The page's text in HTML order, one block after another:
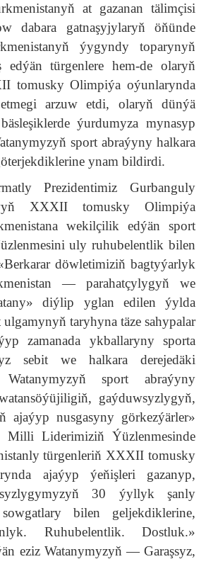
at gazanan tälimçisi
dabara gatnaşyjylaryň öňünde
ýygyndy toparynyň
edýän türgenlere hem-de olaryň
tomusky Olimpiýa oýunlarynda
arzuw etdi, olaryň dünýä
ýurdumyza mynasyp
sport abraýyny halkara
ynam bildirdi.
Prezidentimiz Gurbanguly
XXXII tomusky Olimpiýa
wekilçilik edýän sport
uly ruhubelentlik bilen
döwletimiziň bagtyýarlyk
— parahatçylygyň we
diýlip yglan edilen ýylda
taryhyna täze sahypalar
zamanada ykballaryny sporta
sebit we halkara derejedäki
sport abraýyny
gaýduwsyzlygyň,
ajaýyp nusgasyny görkezýärler»
Milli Liderimiziň Ýüzlenmesinde
türgenleriň XXXII tomusky
ajaýyp ýeňişleri gazanyp,
30 ýyllyk şanly
bilen geljekdiklerine,
Ruhubelentlik. Dostluk.»
eziz Watanymyzyň — Garaşsyz,